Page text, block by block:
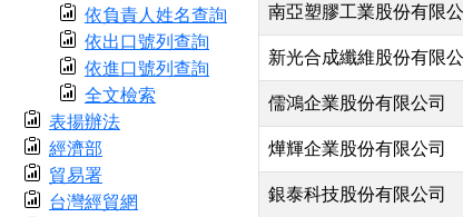
依負責人姓名查詢
依出口號列查詢
依進口號列查詢
全文檢索
表揚辦法
經濟部
貿易署
台灣經貿網
南亞塑膠工業股份有限
新光合成纖維股份有限
儒鴻企業股份有限公司
燁輝企業股份有限公司
銀泰科技股份有限公司